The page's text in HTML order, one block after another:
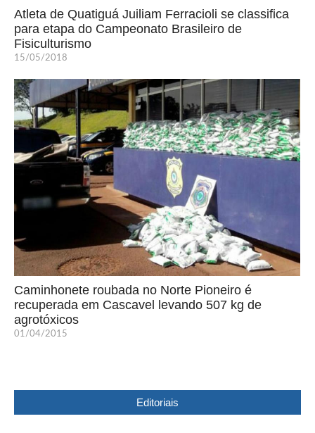
Atleta de Quatiguá Juiliam Ferracioli se classifica
para etapa do Campeonato Brasileiro de
Fisiculturismo
15/05/2018
Caminhonete roubada no Norte Pioneiro é
recuperada em Cascavel levando 507 kg de
agrotóxicos
01/04/2015
Editoriais